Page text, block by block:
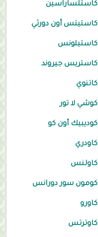
كاستلساراسين
كاستيتس أون دورثي
كاستيلونس
كاستريس جيروند
كاتنوي
كوشي لا تور
كوديبيك أون كو
كاودري
كاولنس
كومون سور دورانس
كاورو
كاوترتس